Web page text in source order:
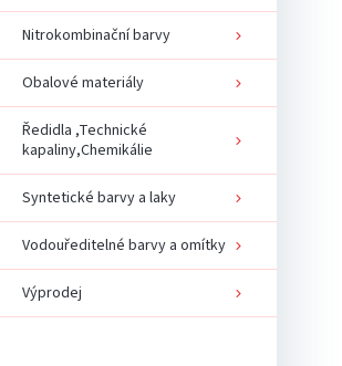
Nitrokombinační barvy
Obalové materiály
Ředidla ,Technické
kapaliny,Chemikálie
Syntetické barvy a laky
Vodouředitelné barvy a omítky
Výprodej